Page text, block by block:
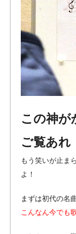
この神が
ご覧あれ
もう笑いが止ま
よ！
まずは初代の名
こんなん今でも